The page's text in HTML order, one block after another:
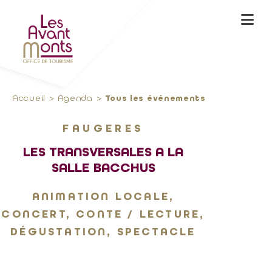
Accueil Agenda Tous les événements
FAUGERES
LES TRANSVERSALES A LA
SALLE BACCHUS
ANIMATION LOCALE,
CONCERT, CONTE / LECTURE,
DÉGUSTATION, SPECTACLE